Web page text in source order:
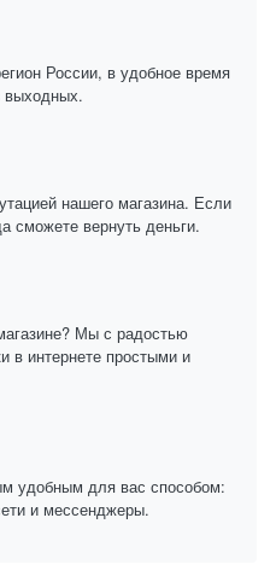
России, в удобное время
выходных.
нашего магазина. Если
сможете вернуть деньги.
Мы с радостью
в интернете простыми и
удобным для вас способом:
и мессенджеры.